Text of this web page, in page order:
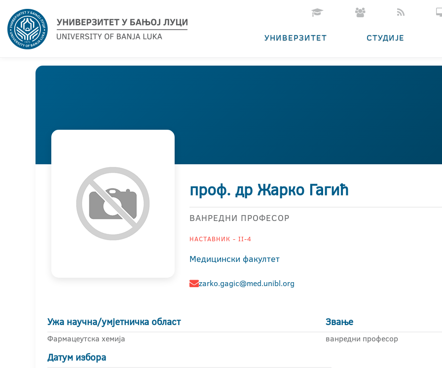
УНИВЕРЗИТЕТ СТУДИЈЕ
проф. др Жарко Гагић
ВАНРЕДНИ ПРОФЕСОР
НАСТАВНИК - II-4
Медицински факултет
zarko.gagic@med.unibl.org
Ужа научна/умјетничка област
Фармацеутска хемија
Звање
ванредни професор
Датум избора